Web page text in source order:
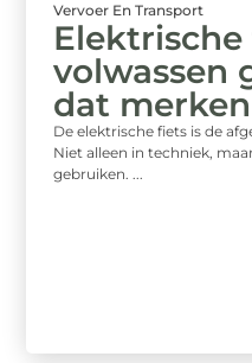
Vervoer En Transport
volwassen
dat
De elektrische fiets is de
Niet alleen in techniek,
gebruiken. ...